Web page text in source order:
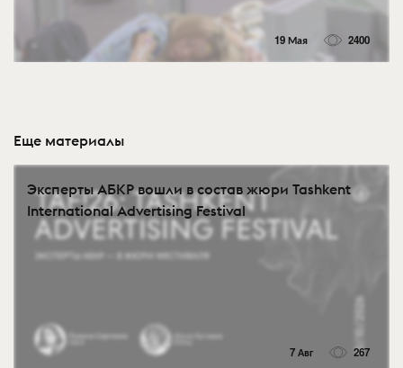
19 Мая 2400
Еще материалы
Эксперты АБКР вошли в состав жюри Tashkent
International Advertising Festival
7 Авг 267